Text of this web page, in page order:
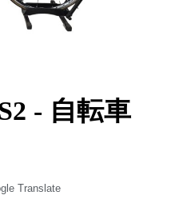
- 自転車
Translate